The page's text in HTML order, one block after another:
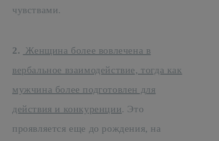
чувствами.
2. Женщина более вовлечена в
вербальное взаимодействие, тогда как
мужчина более подготовлен для
действия и конкуренции. Это
проявляется еще до рождения, на